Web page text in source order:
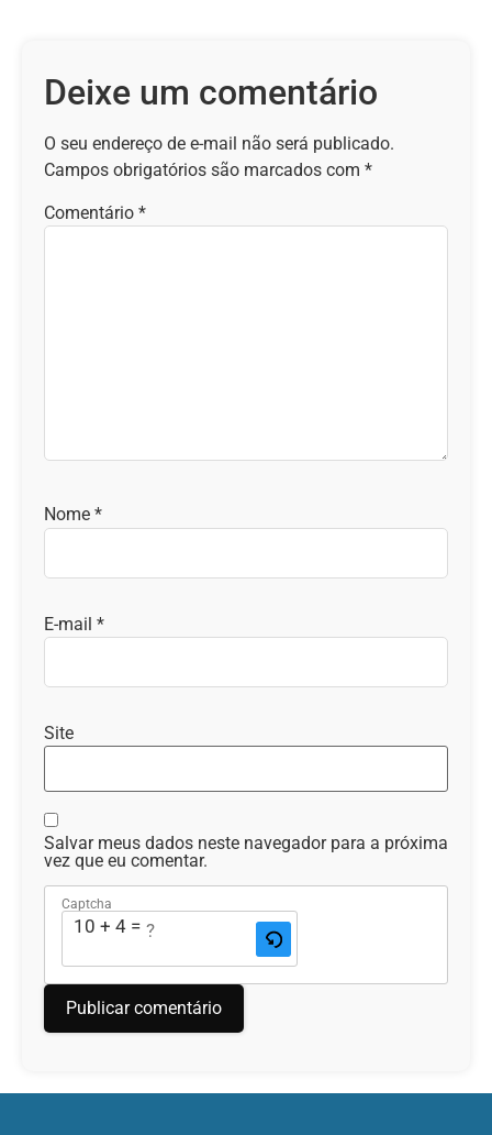
Deixe um comentário
O seu endereço de e-mail não será publicado.
Campos obrigatórios são marcados com *
Comentário *
Nome *
E-mail *
Site
Salvar meus dados neste navegador para a próxima
vez que eu comentar.
Captcha
10 + 4 = ?